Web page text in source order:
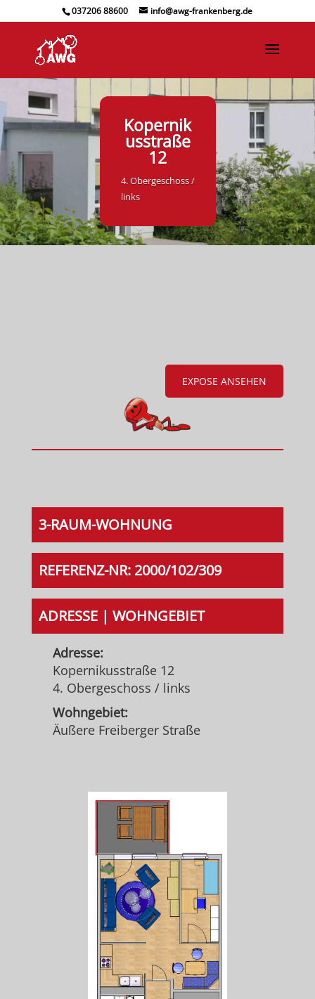
037206 88600 info@awg-frankenberg.de
Kopernik
usstraße
12
4. Obergeschoss /
links
EXPOSE ANSEHEN
3-RAUM-WOHNUNG
REFERENZ-NR: 2000/102/309
ADRESSE | WOHNGEBIET
Adresse:
Kopernikusstraße 12
4. Obergeschoss / links
Wohngebiet:
Äußere Freiberger Straße